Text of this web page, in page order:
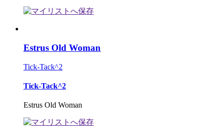
Estrus Old Woman
Tick-Tack^2
Tick-Tack^2
Estrus Old Woman